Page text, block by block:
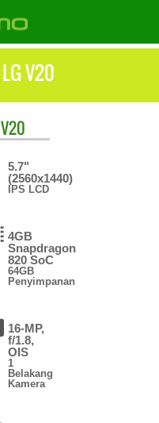
V20
V20
5.7"
(2560x1440)
IPS LCD
4GB
Snapdragon
820 SoC
64GB
Penyimpanan
16-MP,
f/1.8,
OIS
1
Belakang
Kamera